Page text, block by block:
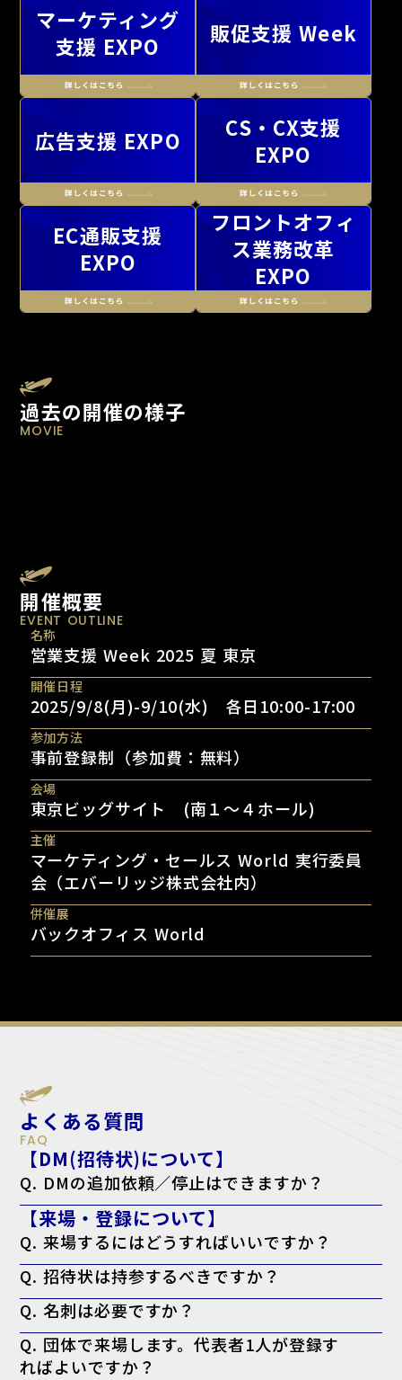
マーケティング
支援 EXPO
販促支援 Week
広告支援 EXPO
CS・CX支援
EXPO
EC通販支援
EXPO
フロントオフィ
ス業務改革
EXPO
過去の開催の様子
MOVIE
開催概要
EVENT OUTLINE
名称
営業支援 Week 2025 夏 東京
開催日程
2025/9/8(月)-9/10(水) 各日10:00-17:00
参加方法
事前登録制（参加費：無料）
会場
東京ビッグサイト (南１〜４ホール)
主催
マーケティング・セールス World 実行委員
会（エバーリッジ株式会社内）
併催展
バックオフィス World
よくある質問
FAQ
【DM(招待状)について】
Q. DMの追加依頼／停止はできますか？
追加依頼の方はこちら
停止の方こちら
【来場・登録について】
Q. 来場するにはどうすればいいですか？
ッジ（入場証）」を印刷してお持ちください。当日会場でも印刷可能で
すが、混雑回避のため事前の印刷を推奨しております。なお、名刺の提
出は不要です。
Q. 招待状は持参するべきですか？
※特にVIP招待状がお手元に届いてる方で、印刷したバッジに「VIP」
と表示されない場合、バッジに加えてお手元の「VIP招待状」を当日会
場受付までお持ちください。
Q. 名刺は必要ですか？
場可能です。
Q. 団体で来場します。代表者1人が登録す
ればよいですか？